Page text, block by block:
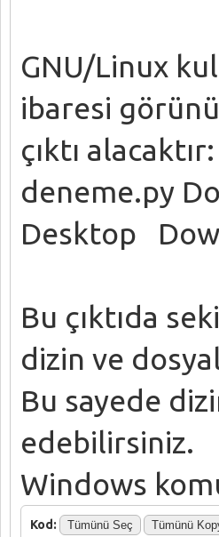
GNU/Linux
ibaresi
çıktı alacaktır:
deneme.py
Desktop
Bu çıktıda
dizin ve
Bu sayede
edebilirsiniz.
Windows
Kod: Tümünü Seç Tümünü